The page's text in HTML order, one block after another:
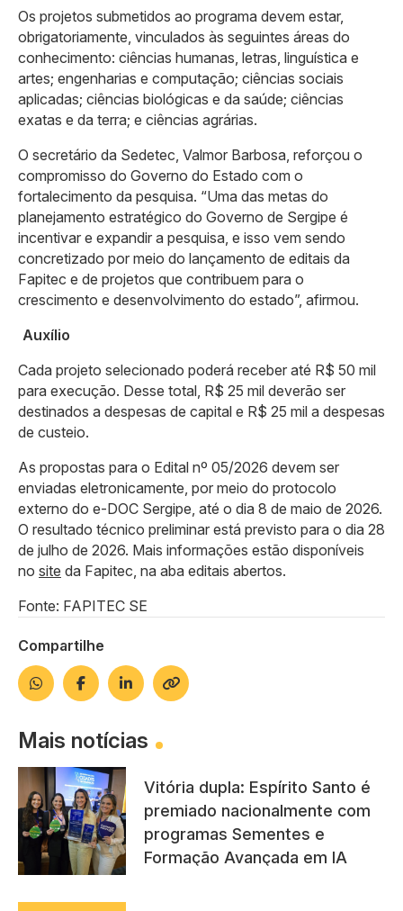
Os projetos submetidos ao programa devem estar,
obrigatoriamente, vinculados às seguintes áreas do
conhecimento: ciências humanas, letras, linguística e
artes; engenharias e computação; ciências sociais
aplicadas; ciências biológicas e da saúde; ciências
exatas e da terra; e ciências agrárias.
O secretário da Sedetec, Valmor Barbosa, reforçou o
compromisso do Governo do Estado com o
fortalecimento da pesquisa. “Uma das metas do
planejamento estratégico do Governo de Sergipe é
incentivar e expandir a pesquisa, e isso vem sendo
concretizado por meio do lançamento de editais da
Fapitec e de projetos que contribuem para o
crescimento e desenvolvimento do estado”, afirmou.
Auxílio
Cada projeto selecionado poderá receber até R$ 50 mil
para execução. Desse total, R$ 25 mil deverão ser
destinados a despesas de capital e R$ 25 mil a despesas
de custeio.
As propostas para o Edital nº 05/2026 devem ser
enviadas eletronicamente, por meio do protocolo
externo do e-DOC Sergipe, até o dia 8 de maio de 2026.
O resultado técnico preliminar está previsto para o dia 28
de julho de 2026. Mais informações estão disponíveis
no site da Fapitec, na aba editais abertos.
Fonte: FAPITEC SE
Compartilhe
Mais notícias
Vitória dupla: Espírito Santo é
premiado nacionalmente com
programas Sementes e
Formação Avançada em IA